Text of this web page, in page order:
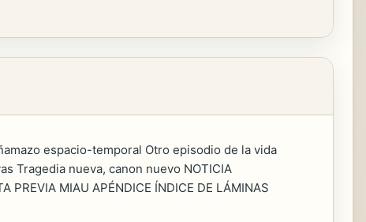
espacio-temporal Otro episodio de la vida
Tragedia nueva, canon nuevo NOTICIA
PREVIA MIAU APÉNDICE ÍNDICE DE LÁMINAS